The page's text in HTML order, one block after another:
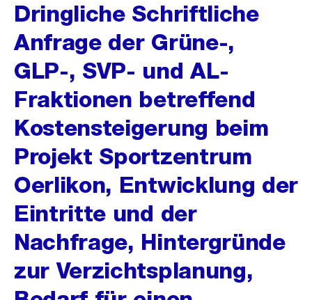
Dringliche Schriftliche
Anfrage der Grüne-,
GLP-, SVP- und AL-
Fraktionen betreffend
Kostensteigerung beim
Projekt Sportzentrum
Oerlikon, Entwicklung der
Eintritte und der
Nachfrage, Hintergründe
zur Verzichtsplanung,